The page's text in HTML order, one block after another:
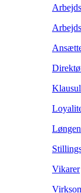
Vikarer